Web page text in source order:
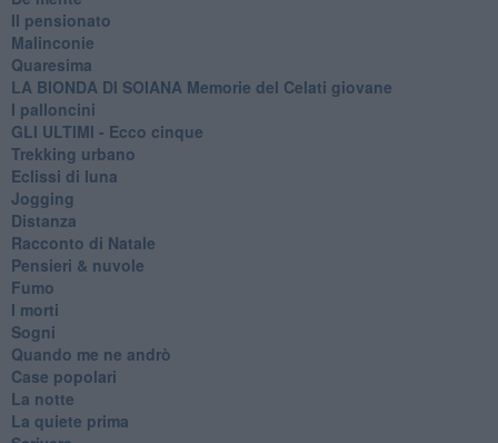
Il pensionato
Malinconie
Quaresima
LA BIONDA DI SOIANA Memorie del Celati giovane
I palloncini
GLI ULTIMI - Ecco cinque
Trekking urbano
Eclissi di luna
Jogging
Distanza
Racconto di Natale
Pensieri & nuvole
Fumo
I morti
Sogni
Quando me ne andrò
Case popolari
La notte
La quiete prima